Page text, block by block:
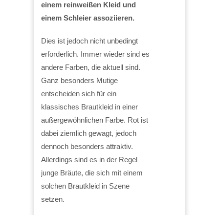
einem reinweißen Kleid und
einem Schleier assoziieren.
Dies ist jedoch nicht unbedingt
erforderlich. Immer wieder sind es
andere Farben, die aktuell sind.
Ganz besonders Mutige
entscheiden sich für ein
klassisches Brautkleid in einer
außergewöhnlichen Farbe. Rot ist
dabei ziemlich gewagt, jedoch
dennoch besonders attraktiv.
Allerdings sind es in der Regel
junge Bräute, die sich mit einem
solchen Brautkleid in Szene
setzen.